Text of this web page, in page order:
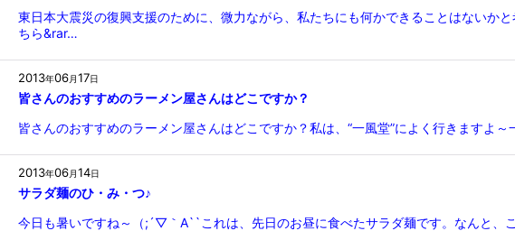
東日本大震災の復興支援のために、微力ながら、私たちにも何かできることはないか
ちら&rar…
2013年06月17日
皆さんのおすすめのラーメン屋さんはどこですか？
皆さんのおすすめのラーメン屋さんはどこですか？私は、“一風堂”によく行きますよ
2013年06月14日
サラダ麺のひ・み・つ♪
今日も暑いですね～（;´▽｀A``これは、先日のお昼に食べたサラダ麺です。なんと